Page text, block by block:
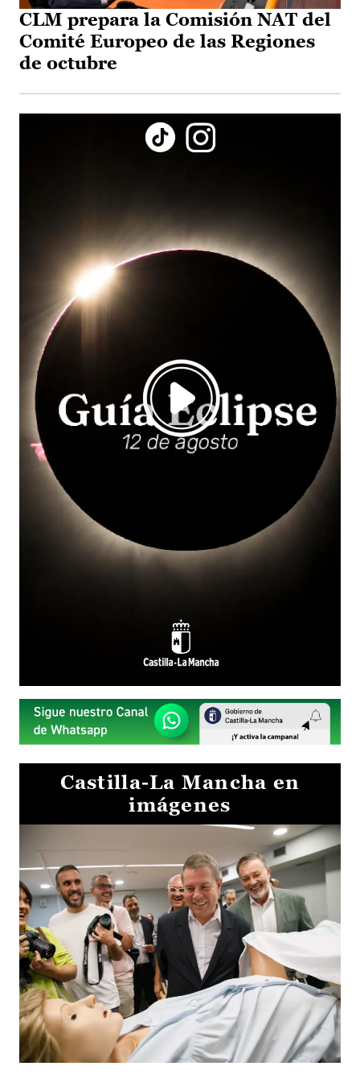
CLM prepara la Comisión NAT del
Comité Europeo de las Regiones
de octubre
Castilla-La Mancha en
imágenes